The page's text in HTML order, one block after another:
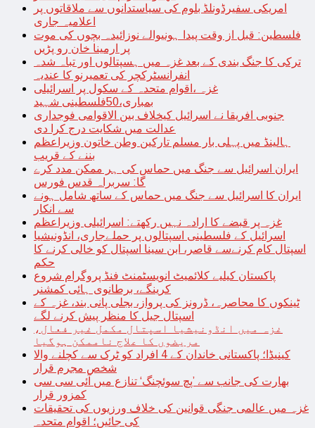
امریکی سفیرڈونلڈ بلوم کی سیاستدانوں سے ملاقاتوں پر
اعلامیہ جاری
فلسطین: قبل از وقت پیدا ہونیوالے نوزائیدہ بچوں کی موت
پر ارمینا خان رو پڑیں
ترکی کا جنگ بندی کے بعد غزہ میں ہسپتالوں اور تباہ شدہ
انفرانسٹرکچر کی تعمیرنو کا عندیہ
غزہ ،اقوام متحدہ کے سکول پر اسرائیلی
بمباری،50فلسطینی شہید
جنوبی افریقا نے اسرائیل کیخلاف بین الاقوامی فوجداری
عدالت میں شکایت درج کرا دی
ہالینڈ میں پہلی بار مسلم تارکین وطن خاتون وزیراعظم
بننے کے قریب
ایران اسرائیل سے جنگ میں حماس کی ہر ممکن مدد کرے
گا: سربراہ قدس فورس
ایران کا اسرائیل سے جنگ میں حماس کے ساتھ شامل ہونے
سے انکار
غزہ پر قبضے کا ارادہ نہیں رکھتے: اسرائیلی وزیراعظم
اسرائیل کے فلسطینی اسپتالوں پر حملےجاری، انڈونیشیا
اسپتال کام کرنےسے قاصر، ابن سینا اسپتال کو خالی کرنے کا
حکم
پاکستان کیلیے کلائمیٹ انویسٹمنٹ فنڈ پروگرام شروع
کرینگے، برطانوی ہائی کمشنر
ٹینکوں کا محاصرہ، ڈرونز کی پرواز، بجلی پانی بند، غزہ کے
اسپتال جیل کا منظر پیش کرنے لگے
غزہ میں انڈونیشیا اسپتال مکمل غیر فعال،
مریضوں کا علاج ناممکن ہوگیا
کینیڈا؛ پاکستانی خاندان کے 4 افراد کو ٹرک سے کچلنے والا
شخص مجرم قرار
بھارت کی جانب سے ’پچ سوئچنگ‘ تنازع میں آئی سی سی
کمزور قرار
غزہ میں عالمی جنگی قوانین کی خلاف ورزیوں کی تحقیقات
کی جائیں؛ اقوام متحدہ